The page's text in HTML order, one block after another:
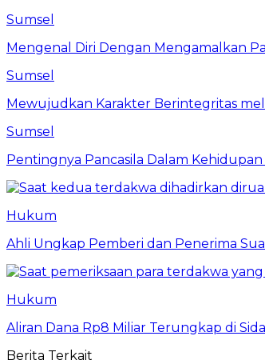
Sumsel
Mengenal Diri Dengan Mengamalkan
Sumsel
Mewujudkan Karakter Berintegritas
Sumsel
Pentingnya Pancasila Dalam
Hukum
Ahli Ungkap Pemberi dan Penerima
Hukum
Aliran Dana Rp8 Miliar Terungkap di
Berita Terkait